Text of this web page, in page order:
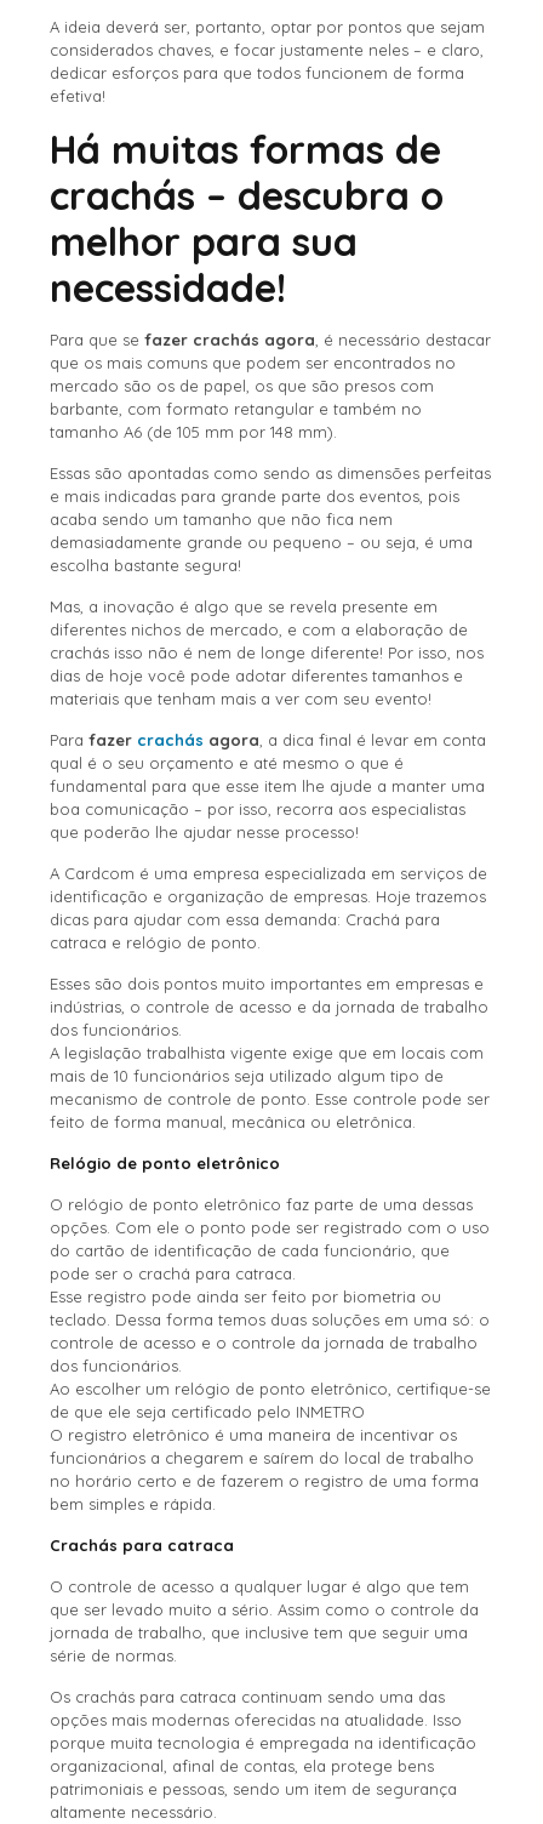
A ideia deverá ser, portanto, optar por pontos que sejam
considerados chaves, e focar justamente neles – e claro,
dedicar esforços para que todos funcionem de forma
efetiva!
Há muitas formas de
crachás – descubra o
melhor para sua
necessidade!
Para que se fazer crachás agora, é necessário destacar
que os mais comuns que podem ser encontrados no
mercado são os de papel, os que são presos com
barbante, com formato retangular e também no
tamanho A6 (de 105 mm por 148 mm).
Essas são apontadas como sendo as dimensões perfeitas
e mais indicadas para grande parte dos eventos, pois
acaba sendo um tamanho que não fica nem
demasiadamente grande ou pequeno – ou seja, é uma
escolha bastante segura!
Mas, a inovação é algo que se revela presente em
diferentes nichos de mercado, e com a elaboração de
crachás isso não é nem de longe diferente! Por isso, nos
dias de hoje você pode adotar diferentes tamanhos e
materiais que tenham mais a ver com seu evento!
Para fazer crachás agora, a dica final é levar em conta
qual é o seu orçamento e até mesmo o que é
fundamental para que esse item lhe ajude a manter uma
boa comunicação – por isso, recorra aos especialistas
que poderão lhe ajudar nesse processo!
A Cardcom é uma empresa especializada em serviços de
identificação e organização de empresas. Hoje trazemos
dicas para ajudar com essa demanda: Crachá para
catraca e relógio de ponto.
Esses são dois pontos muito importantes em empresas e
indústrias, o controle de acesso e da jornada de trabalho
dos funcionários.
A legislação trabalhista vigente exige que em locais com
mais de 10 funcionários seja utilizado algum tipo de
mecanismo de controle de ponto. Esse controle pode ser
feito de forma manual, mecânica ou eletrônica.
Relógio de ponto eletrônico
O relógio de ponto eletrônico faz parte de uma dessas
opções. Com ele o ponto pode ser registrado com o uso
do cartão de identificação de cada funcionário, que
pode ser o crachá para catraca.
Esse registro pode ainda ser feito por biometria ou
teclado. Dessa forma temos duas soluções em uma só: o
controle de acesso e o controle da jornada de trabalho
dos funcionários.
Ao escolher um relógio de ponto eletrônico, certifique-se
de que ele seja certificado pelo INMETRO
O registro eletrônico é uma maneira de incentivar os
funcionários a chegarem e saírem do local de trabalho
no horário certo e de fazerem o registro de uma forma
bem simples e rápida.
Crachás para catraca
O controle de acesso a qualquer lugar é algo que tem
que ser levado muito a sério. Assim como o controle da
jornada de trabalho, que inclusive tem que seguir uma
série de normas.
Os crachás para catraca continuam sendo uma das
opções mais modernas oferecidas na atualidade. Isso
porque muita tecnologia é empregada na identificação
organizacional, afinal de contas, ela protege bens
patrimoniais e pessoas, sendo um item de segurança
altamente necessário.